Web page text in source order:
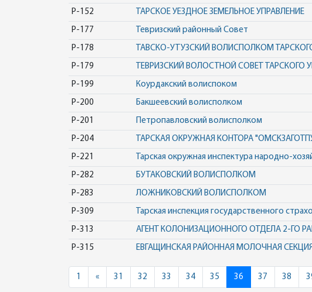
Р-152 ТАРСКОЕ УЕЗДНОЕ ЗЕМЕЛЬНОЕ УПРАВЛЕНИЕ
Р-177 Тевризский районный Совет
Р-178 ТАВСКО-УТУЗСКИЙ ВОЛИСПОЛКОМ
Р-179 ТЕВРИЗСКИЙ ВОЛОСТНОЙ СОВЕТ ТАРСКОГО
Р-199 Коурдакский волиспоком
Р-200 Бакшеевский волисполком
Р-201 Петропавловский волисполком
Р-204 ТАРСКАЯ ОКРУЖНАЯ КОНТОРА
Р-221 Тарская окружная инспектура народно-
Р-282 БУТАКОВСКИЙ ВОЛИСПОЛКОМ
Р-283 ЛОЖНИКОВСКИЙ ВОЛИСПОЛКОМ
Р-309 Тарская инспекция государственного
Р-313 АГЕНТ КОЛОНИЗАЦИОННОГО ОТДЕЛА 2-ГО
Р-315 ЕВГАЩИНСКАЯ РАЙОННАЯ МОЛОЧНАЯ
1 «Previous
31 32 33 34 35 36 37 38